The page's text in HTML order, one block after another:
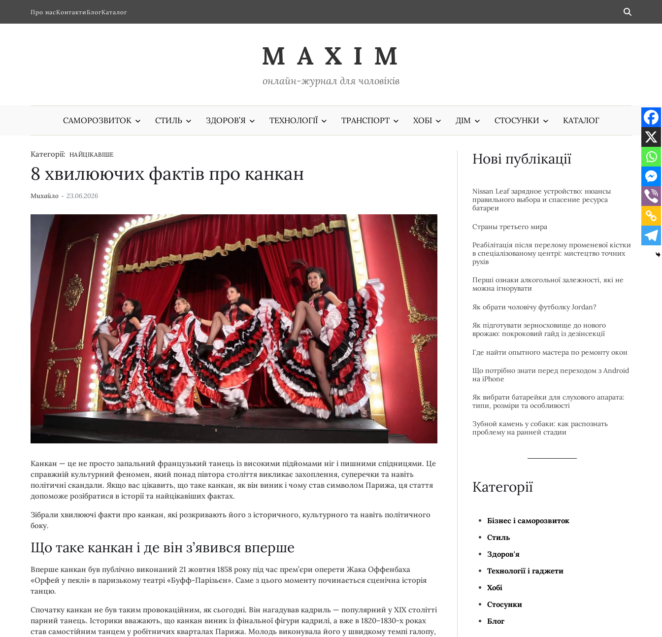
Про насКонтактиБлогКаталог
M A X I M
онлайн-журнал для чоловіків
САМОРОЗВИТОК СТИЛЬ ЗДОРОВ’Я ТЕХНОЛОГІЇ ТРАНСПОРТ ХОБІ ДІМ СТОСУНКИ КАТАЛОГ
Категорії: НАЙЦІКАВІШЕ
8 хвилюючих фактів про канкан
Михайло 23.06.2026
Канкан — це не просто запальний французький танець із високими підйомами ніг і пишними спідницями. Це
справжній культурний феномен, який понад півтора століття викликає захоплення, суперечки та навіть
політичні скандали. Якщо вас цікавить, що таке канкан, як він виник і чому став символом Парижа, ця стаття
допоможе розібратися в історії та найцікавіших фактах.
Зібрали хвилюючі факти про канкан, які розкривають його з історичного, культурного та навіть політичного
боку.
Що таке канкан і де він з’явився вперше
Вперше канкан був публічно виконаний 21 жовтня 1858 року під час прем’єри оперети Жака Оффенбаха
«Орфей у пеклі» в паризькому театрі «Буфф-Парізьєн». Саме з цього моменту починається сценічна історія
танцю.
Спочатку канкан не був таким провокаційним, як сьогодні. Він нагадував кадриль — популярний у XIX столітті
парний танець. Історики вважають, що канкан виник із фінальної фігури кадрилі, а вже в 1820–1830-х роках
став самостійним танцем у робітничих кварталах Парижа. Молодь виконувала його у швидкому темпі галопу,
Нові публікації
Nissan Leaf зарядное устройство: нюансы
правильного выбора и спасение ресурса
батареи
Страны третьего мира
Реабілітація після перелому променевої кістки
в спеціалізованому центрі: мистецтво точних
рухів
Перші ознаки алкогольної залежності, які не
можна ігнорувати
Як обрати чоловічу футболку Jordan?
Як підготувати зерносховище до нового
врожаю: покроковий гайд із дезінсекції
Где найти опытного мастера по ремонту окон
Що потрібно знати перед переходом з Android
на iPhone
Як вибрати батарейки для слухового апарата:
типи, розміри та особливості
Зубной камень у собаки: как распознать
проблему на ранней стадии
Категорії
Бізнес і саморозвиток
Стиль
Здоров'я
Технології і гаджети
Хобі
Стосунки
Блог